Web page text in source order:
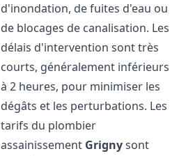
d'inondation, de fuites d'eau ou
de blocages de canalisation. Les
délais d'intervention sont très
courts, généralement inférieurs
à 2 heures, pour minimiser les
dégâts et les perturbations. Les
tarifs du plombier
assainissement Grignysont